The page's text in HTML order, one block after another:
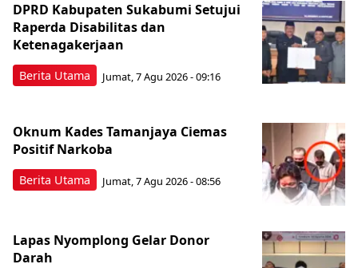
Berita Utama
DPRD Kabupaten Sukabumi Setujui
Raperda Disabilitas dan
Ketenagakerjaan
Jumat, 7 Agu 2026 - 09:16
Berita Utama
Oknum Kades Tamanjaya Ciemas
Positif Narkoba
Jumat, 7 Agu 2026 - 08:56
Lapas Nyomplong Gelar Donor
Darah